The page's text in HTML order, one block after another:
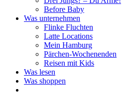
Before Baby
Was unternehmen
Flinke Fluchten
Latte Locations
Mein Hamburg
Pärchen-Wochenenden
Reisen mit Kids
Was lesen
Was shoppen